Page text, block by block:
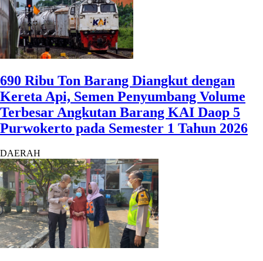
690 Ribu Ton Barang Diangkut dengan
Kereta Api, Semen Penyumbang Volume
Terbesar Angkutan Barang KAI Daop 5
Purwokerto pada Semester 1 Tahun 2026
DAERAH